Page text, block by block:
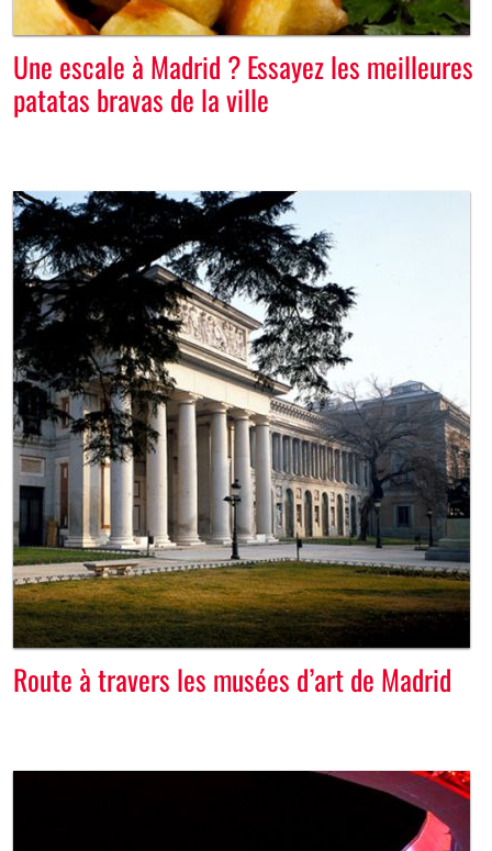
Une escale à Madrid ? Essayez les meilleures
patatas bravas de la ville
Route à travers les musées d’art de Madrid